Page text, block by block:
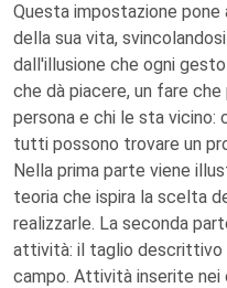
Questa impostazione
della sua vita,
dall'illusione che ogni
che dà piacere, un fare
persona e chi le sta vicino:
tutti possono trovare un
Nella prima parte viene
teoria che ispira la scelta
realizzarle. La seconda
attività: il taglio descrittivo
campo. Attività inserite nei